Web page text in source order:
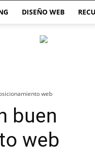
DISEÑO WEB
web
buen
web